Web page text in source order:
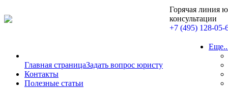
Горячая линия
консультации
+7 (495) 128-05-
Главная страницаЗадать вопрос юристу
Контакты
Полезные статьи